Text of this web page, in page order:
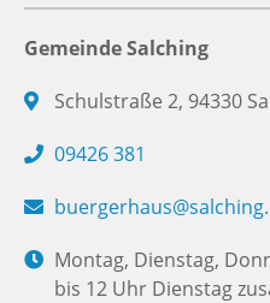
Gemeinde Salching
Schulstraße 2, 94330
09426 381
Montag, Dienstag,
bis 12 Uhr Dienstag